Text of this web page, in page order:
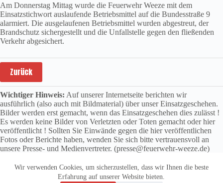
Wir verwenden Cookies, um sicherzustellen, dass wir Ihnen die beste
Erfahrung auf unserer Website bieten.
Am Donnerstag Mittag wurde die Feuerwehr Weeze mit dem
Einsatzstichwort auslaufende Betriebsmittel auf die Bundesstraße 9
alarmiert. Die ausgelaufenen Betriebsmittel wurden abgestreut, der
Brandschutz sichergestellt und die Unfallstelle gegen den fließenden
Verkehr abgesichert.
Zurück
Wichtiger Hinweis: Auf unserer Internetseite berichten wir
ausführlich (also auch mit Bildmaterial) über unser Einsatzgeschehen.
Bilder werden erst gemacht, wenn das Einsatzgeschehen dies zulässt !
Es werden keine Bilder von Verletzten oder Toten gemacht oder hier
veröffentlicht ! Sollten Sie Einwände gegen die hier veröffentlichen
Fotos oder Berichte haben, wenden Sie sich bitte vertrauensvoll an
unsere Presse- und Medienvertreter. (presse@feuerwehr-weeze.de)